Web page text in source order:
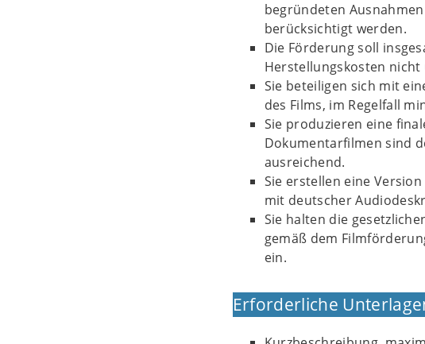
begründeten
berücksichtigt werden.
Die Förderung soll
Herstellungskosten nicht
Sie beteiligen sich mit
des Films, im Regelfall
Sie produzieren eine
Dokumentarfilmen sind
ausreichend.
Sie erstellen eine
mit deutscher
Sie halten die
gemäß dem
ein.
Erforderliche